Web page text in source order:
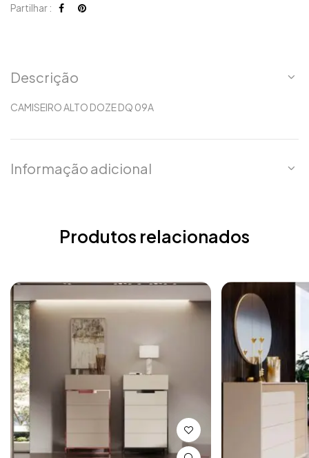
Partilhar :
Descrição
CAMISEIRO ALTO DOZE DQ 09A
Informação adicional
Produtos relacionados